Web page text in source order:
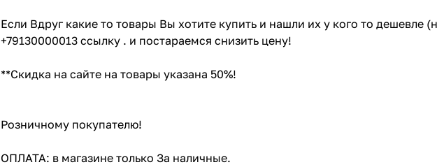
Если Вдруг какие то товары Вы хотите купить и нашли их у кого то
+79130000013 ссылку . и постараемся снизить цену!
**Скидка на сайте на товары указана 50%!
Розничному покупателю!
ОПЛАТА: в магазине только За наличные.